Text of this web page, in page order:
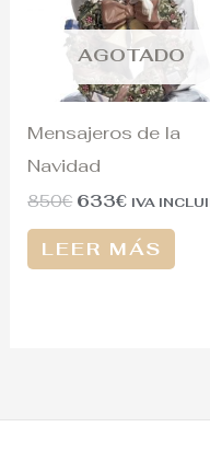
AGOTADO
Mensajeros de la
Navidad
850€ 633€ IVA
LEER MÁS